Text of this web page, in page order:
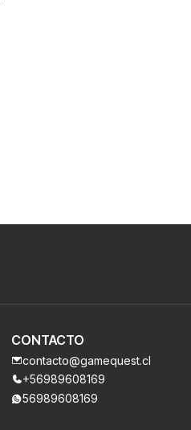
CONTACTO
contacto@gamequest.cl
+56989608169
56989608169